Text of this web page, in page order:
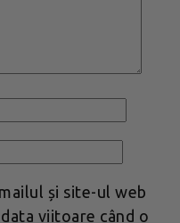
și site-ul web
viitoare când o